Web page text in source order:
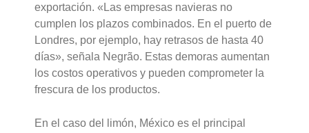
exportación. «Las empresas navieras no
cumplen los plazos combinados. En el puerto de
Londres, por ejemplo, hay retrasos de hasta 40
días», señala Negrão. Estas demoras aumentan
los costos operativos y pueden comprometer la
frescura de los productos.
En el caso del limón, México es el principal